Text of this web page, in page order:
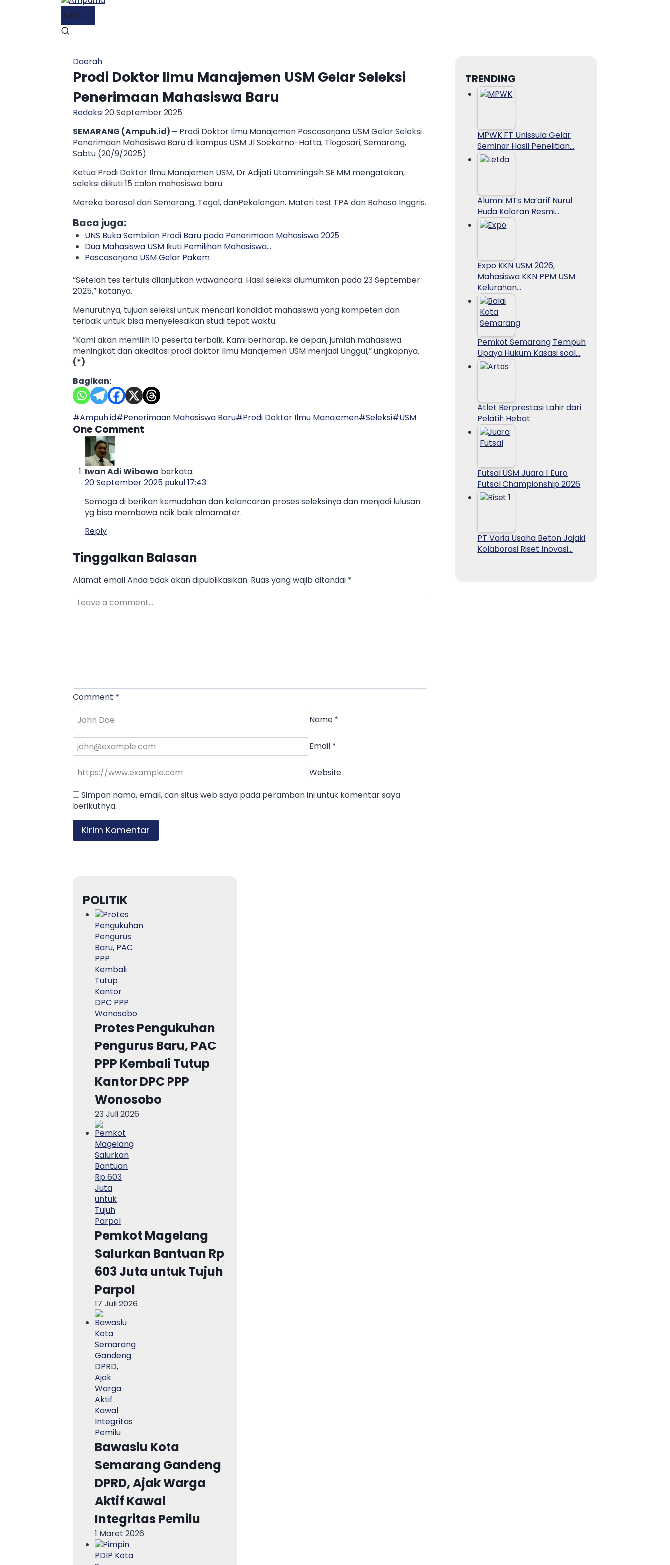
MENU
Daerah
Prodi Doktor Ilmu Manajemen USM Gelar Seleksi
Penerimaan Mahasiswa Baru
Redaksi20 September 2025
SEMARANG (Ampuh.id) – Prodi Doktor Ilmu Manajemen Pascasarjana USM Gelar Seleksi
Penerimaan Mahasiswa Baru di kampus USM Jl Soekarno-Hatta, Tlogosari, Semarang,
Sabtu (20/9/2025).
Ketua Prodi Doktor Ilmu Manajemen USM, Dr Adijati Utaminingsih SE MM mengatakan,
seleksi diikuti 15 calon mahasiswa baru.
Mereka berasal dari Semarang, Tegal, danPekalongan. Materi test TPA dan Bahasa Inggris.
Baca juga:
UNS Buka Sembilan Prodi Baru pada Penerimaan Mahasiswa 2025
Dua Mahasiswa USM Ikuti Pemilihan Mahasiswa…
Pascasarjana USM Gelar Pakem
”Setelah tes tertulis dilanjutkan wawancara. Hasil seleksi diumumkan pada 23 September
2025,” katanya.
Menurutnya, tujuan seleksi untuk mencari kandidiat mahasiswa yang kompeten dan
terbaik untuk bisa menyelesaikan studi tepat waktu.
”Kami akan memilih 10 peserta terbaik. Kami berharap, ke depan, jumlah mahasiswa
meningkat dan akeditasi prodi doktor Ilmu Manajemen USM menjadi Unggul,” ungkapnya.
(*)
Bagikan:
Post
Tags:
#Ampuh.id#Penerimaan Mahasiswa Baru#Prodi Doktor Ilmu Manajemen#Seleksi#USM
One Comment
Iwan Adi Wibawa berkata:
20 September 2025 pukul 17:43
Semoga di berikan kemudahan dan kelancaran proses seleksinya dan menjadi lulusan
yg bisa membawa naik baik almamater.
Reply
Tinggalkan Balasan
Alamat email Anda tidak akan dipublikasikan. Ruas yang wajib ditandai *
Comment *
Name *
Email *
Website
Simpan nama, email, dan situs web saya pada peramban ini untuk komentar saya
berikutnya.
TRENDING
MPWK FT Unissula Gelar
Seminar Hasil Penelitian…
Alumni MTs Ma’arif Nurul
Huda Kaloran Resmi…
Expo KKN USM 2026,
Mahasiswa KKN PPM USM
Kelurahan…
Pemkot Semarang Tempuh
Upaya Hukum Kasasi soal…
Atlet Berprestasi Lahir dari
Pelatih Hebat
Futsal USM Juara 1 Euro
Futsal Championship 2026
PT Varia Usaha Beton Jajaki
Kolaborasi Riset Inovasi…
POLITIK
Protes Pengukuhan
Pengurus Baru, PAC
PPP Kembali Tutup
Kantor DPC PPP
Wonosobo
23 Juli 2026
Pemkot Magelang
Salurkan Bantuan Rp
603 Juta untuk Tujuh
Parpol
17 Juli 2026
Bawaslu Kota
Semarang Gandeng
DPRD, Ajak Warga
Aktif Kawal
Integritas Pemilu
1 Maret 2026